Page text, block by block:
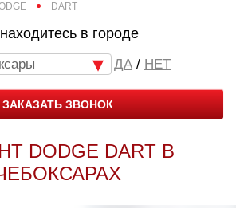
DART
в городе
/ НЕТ
ЗАКАЗАТЬ ЗВОНОК
DODGE DART В